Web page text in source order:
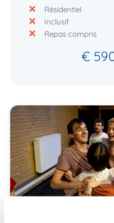
Résidentiel
Inclusif
Repas compris
€